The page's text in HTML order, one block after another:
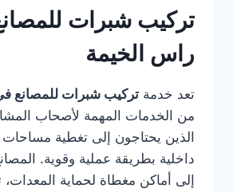
تركيب شبرات
راس الخيمة
تعد خدمة تركيب شبرات للمصانع
من الخدمات المهمة لأصحاب
الذين يحتاجون إلى تغطية مساحات
داخلية بطريقة عملية وقوية.
إلى أماكن مغطاة لحماية المعدات،